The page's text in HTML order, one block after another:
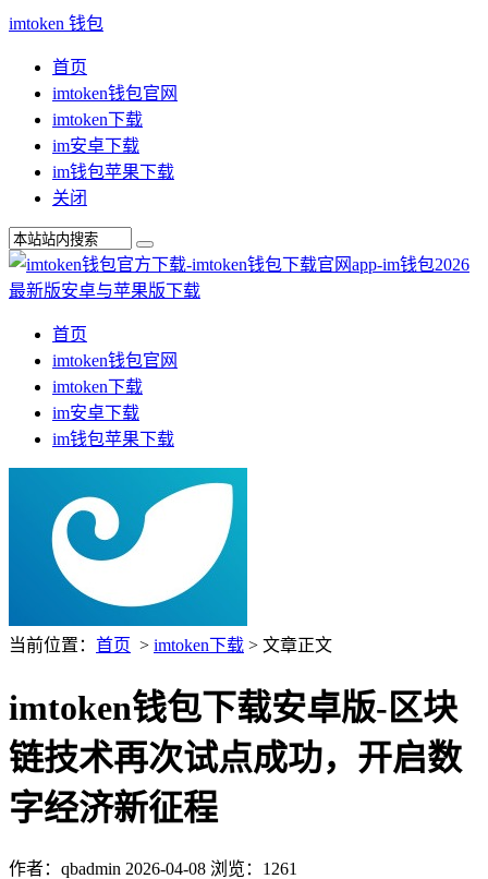
imtoken 钱包
首页
imtoken钱包官网
imtoken下载
im安卓下载
im钱包苹果下载
关闭
首页
imtoken钱包官网
imtoken下载
im安卓下载
im钱包苹果下载
当前位置： 首页 > imtoken下载 > 文章正文
imtoken钱包下载安卓版-区块
链技术再次试点成功，开启数
字经济新征程
作者：qbadmin 2026-04-08 浏览：1261